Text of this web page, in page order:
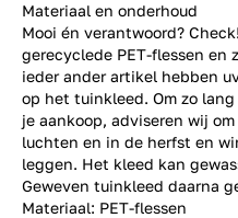
Materiaal en onderhoud
Mooi én verantwoord?
gerecyclede PET-flessen en
ieder ander artikel hebben
op het tuinkleed. Om zo
je aankoop, adviseren wij
luchten en in de herfst en
leggen. Het kleed kan
Geweven tuinkleed daarna
Materiaal: PET-flessen